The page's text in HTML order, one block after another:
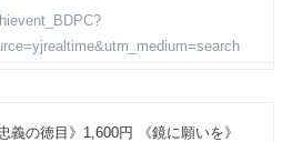
義の徳目》1,600円 《鏡に願いを》